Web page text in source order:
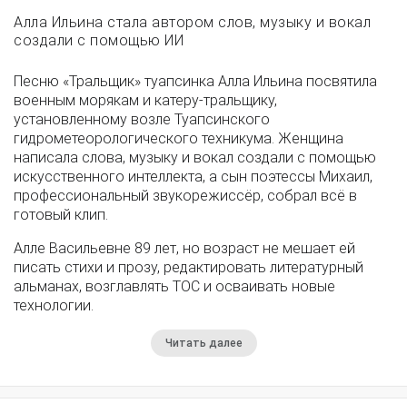
Алла Ильина стала автором слов, музыку и вокал
создали с помощью ИИ
Песню «Тральщик» туапсинка Алла Ильина посвятила
военным морякам и катеру-тральщику,
установленному возле Туапсинского
гидрометеорологического техникума. Женщина
написала слова, музыку и вокал создали с помощью
искусственного интеллекта, а сын поэтессы Михаил,
профессиональный звукорежиссёр, собрал всё в
готовый клип.
Алле Васильевне 89 лет, но возраст не мешает ей
писать стихи и прозу, редактировать литературный
альманах, возглавлять ТОС и осваивать новые
технологии.
Читать далее